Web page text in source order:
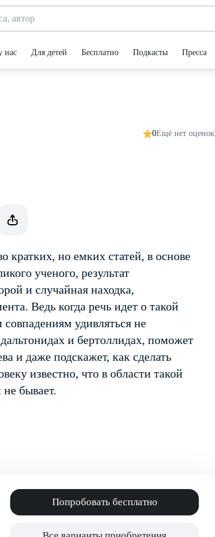
нас Для детей Бесплатно Подкасты Пресса
0Ещё нет оценок
но емких статей, в основе
ученого, результат
и случайная находка,
Ведь когда речь идет о такой
удивляться не
и бертоллидах, поможет
и даже подскажет, как сделать
известно, что в области такой
бывает.
Попробовать бесплатно